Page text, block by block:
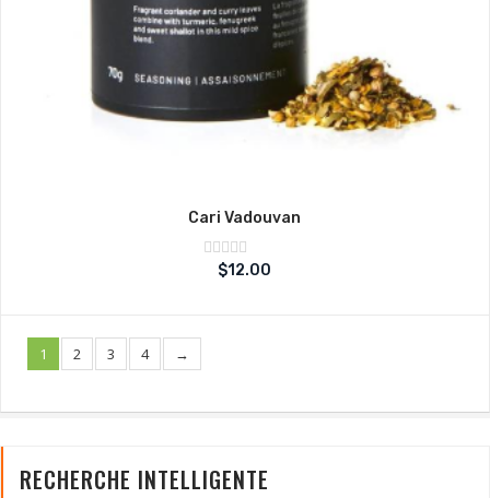
Cari Vadouvan
Note
sur
$12.00
1 2 3 4 →
RECHERCHE INTELLIGENTE